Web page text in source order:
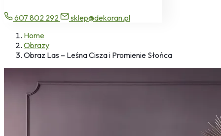
607 802 292
sklep@dekoran.pl
Home
Obrazy
Obraz Las – Leśna Cisza i Promienie Słońca